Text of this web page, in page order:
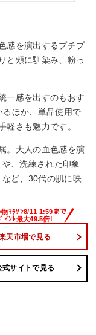
感を演出するプチプ
と頬に馴染み、粉っ
一感を出すのもおす
ほか、単品使用で
軽さも魅力です。
。大人の血色感を演
、洗練された印象
ど、30代の肌に映
天市場で見る
式サイトで見る